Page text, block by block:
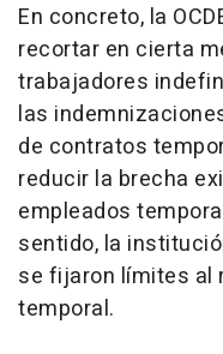
En concreto, la
recortar en cierta
trabajadores
las
de contratos
reducir la brecha
empleados
sentido, la
se fijaron límites al
temporal.